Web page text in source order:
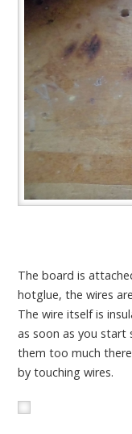
The board is
hotglue, the wires
The wire itself is
as soon as you start
them too much
by touching wires.